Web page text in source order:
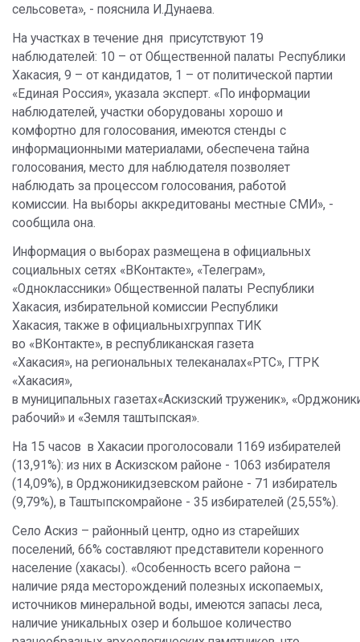
сельсовета», - пояснила И.Дунаева.
На участках в течение дня присутствуют 19
наблюдателей: 10 – от Общественной палаты Республики
Хакасия, 9 – от кандидатов, 1 – от политической партии
«Единая Россия», указала эксперт. «По информации
наблюдателей, участки оборудованы хорошо и
комфортно для голосования, имеются стенды с
информационными материалами, обеспечена тайна
голосования, место для наблюдателя позволяет
наблюдать за процессом голосования, работой
комиссии. На выборы аккредитованы местные СМИ», -
сообщила она.
Информация о выборах размещена в официальных
социальных сетях «ВКонтакте», «Телеграм»,
«Одноклассники» Общественной палаты Республики
Хакасия, избирательной комиссии Республики
Хакасия, также в официальныхгруппах ТИК
во «ВКонтакте», в республиканская газета
«Хакасия», на региональных телеканалах«РТС», ГТРК
«Хакасия»,
в муниципальных газетах«Аскизский труженик»,
рабочий» и «Земля таштыпская».
На 15 часов в Хакасии проголосовали 1169 избирателей
(13,91%): из них в Аскизском районе - 1063 избирателя
(14,09%), в Орджоникидзевском районе - 71 избиратель
(9,79%), в Таштыпскомрайоне - 35 избирателей (25,55%).
Село Аскиз – районный центр, одно из старейших
поселений, 66% составляют представители коренного
население (хакасы). «Особенность всего района –
наличие ряда месторождений полезных ископаемых,
источников минеральной воды, имеются запасы леса,
наличие уникальных озер и большое количество